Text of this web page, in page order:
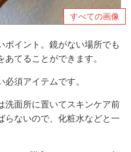
すべての画像
ポイント。鏡がない場所でも
てることができます。
須アイテムです。
洗面所に置いてスキンケア前
らないので、化粧水などと一